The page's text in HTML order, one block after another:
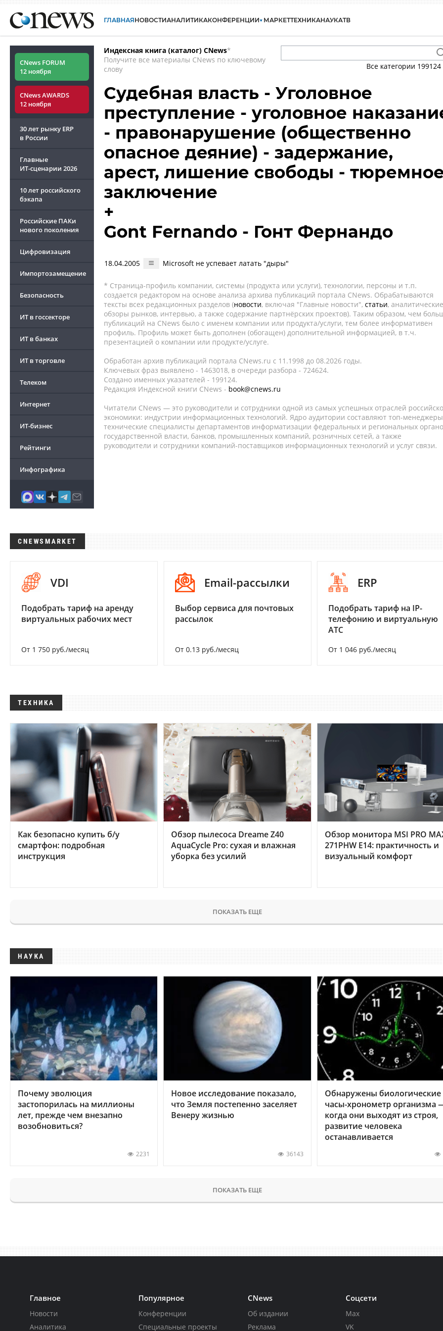
ГЛАВНАЯНОВОСТИАНАЛИТИКАКОНФЕРЕНЦИИ МАРКЕТТЕХНИКАНАУКАТВ
CNews FORUM
12 ноября
CNews AWARDS
12 ноября
30 лет рынку ERP
в России
Главные
ИТ-сценарии 2026
10 лет российского
бэкапа
Российские ПАКи
нового поколения
Цифровизация
Импортозамещение
Безопасность
ИТ в госсекторе
ИТ в банках
ИТ в торговле
Телеком
Интернет
ИТ-бизнес
Рейтинги
Инфографика
Индексная книга (каталог) CNews*
Получите все материалы CNews по ключевому
слову
Все категории 199124
Судебная власть - Уголовное
преступление - уголовное
- правонарушение (общественно
опасное деяние) - задержание,
арест, лишение свободы -
заключение
+
Gont Fernando - Гонт Фернандо
18.04.2005 Microsoft не успевает латать "дыры"
* Страница-профиль компании, системы (продукта или услуги), технологии, персоны и т.п.
создается редактором на основе анализа архива публикаций портала CNews. Обрабатываются
тексты всех редакционных разделов (новости, включая "Главные новости", статьи, аналитические
обзоры рынков, интервью, а также содержание партнёрских проектов). Таким образом, чем
публикаций на CNews было с именем компании или продукта/услуги, тем более информативен
профиль. Профиль может быть дополнен (обогащен) дополнительной информацией, в т.ч.
презентацией о компании или продукте/услуге.
Обработан архив публикаций портала CNews.ru c 11.1998 до 08.2026 годы.
Ключевых фраз выявлено - 1463018, в очереди разбора - 724624.
Создано именных указателей - 199124.
Редакция Индексной книги CNews - book@cnews.ru
Читатели CNews — это руководители и сотрудники одной из самых успешных отраслей
экономики: индустрии информационных технологий. Ядро аудитории составляют топ-
технические специалисты департаментов информатизации федеральных и региональных
государственной власти, банков, промышленных компаний, розничных сетей, а также
руководители и сотрудники компаний-поставщиков информационных технологий и услуг связи.
CNEWSMARKET
VDI
Подобрать тариф на аренду
виртуальных рабочих мест
От 1 750 руб./месяц
Email-рассылки
Выбор сервиса для почтовых
рассылок
От 0.13 руб./месяц
ERP
Подобрать тариф на IP-
телефонию и виртуальную
АТС
От 1 046 руб./месяц
ТЕХНИКА
Как безопасно купить б/у
смартфон: подробная
инструкция
Обзор пылесоса Dreame Z40
AquaCycle Pro: сухая и влажная
уборка без усилий
Обзор монитора MSI PRO
271PHW E14: практичность и
визуальный комфорт
ПОКАЗАТЬ ЕЩЕ
НАУКА
Почему эволюция
застопорилась на миллионы
лет, прежде чем внезапно
возобновиться?
2231
Новое исследование показало,
что Земля постепенно заселяет
Венеру жизнью
36143
Обнаружены биологические
часы-хронометр организма
когда они выходят из строя,
развитие человека
останавливается
ПОКАЗАТЬ ЕЩЕ
Главное
Новости
Аналитика
Популярное
Конференции
Специальные проекты
CNews
Об издании
Реклама
Соцсети
Max
VK